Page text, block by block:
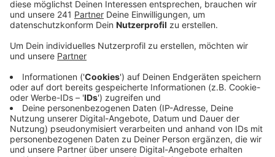
Region hätte das gravierende Folgen, warnt die
Industrie-und Handelskammer.
Veröffentlicht:Freitag, 13.09.2019 06:26
Anzeige
Die Stadt Köln muss sich wenn nötig um vernünftige
Alternativrouten für den Wirtschaftsverkehr kümmern,
sagt die IHK. Sonst würden die Betriebe zum Beispiel